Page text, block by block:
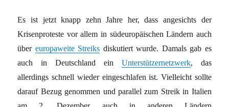
Es ist jetzt knapp zehn Jahre her, dass angesichts der
Krisenproteste vor allem in südeuropäischen Ländern auch
über europaweite Streiks diskutiert wurde. Damals gab es
auch in Deutschland ein Unterstützernetzwerk, das
allerdings schnell wieder eingeschlafen ist. Vielleicht sollte
darauf Bezug genommen und parallel zum Streik in Italien